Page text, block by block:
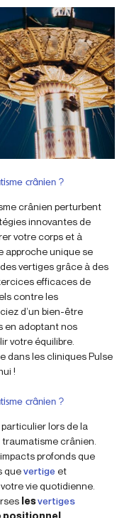
crânien ?
crânien perturbent
innovantes de
votre corps et à
approche unique se
vertiges grâce à des
efficaces de
contre les
d’un bien-être
en adoptant nos
votre équilibre.
dans les cliniques Pulse
!
crânien ?
lors de la
crânien.
profonds que
quevertige et
votre vie quotidienne.
lesvertiges
positionnel